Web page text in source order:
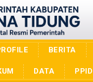
BERITA
DATA PPID